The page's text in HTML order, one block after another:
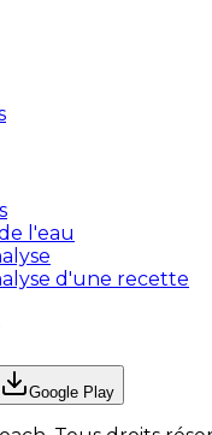
l'eau
d'une recette
Google Play